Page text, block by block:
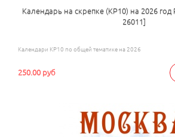
Календарь на скрепке (КР10) на 2026 год
26011]
Календари КР10 по общей тематике на 2026
250.00 руб